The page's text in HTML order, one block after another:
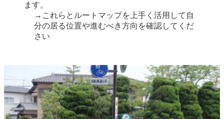
ます。
→これらとルートマップを上手く活用して自
分の居る位置や進むべき方向を確認してくだ
さい